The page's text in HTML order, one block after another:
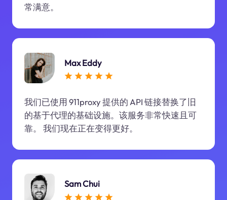
常满意。
Max Eddy
我们已使用 911proxy 提供的 API 链接替换了旧
的基于代理的基础设施。该服务非常快速且可
靠。 我们现在正在变得更好。
Sam Chui